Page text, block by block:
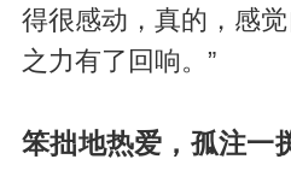
得很感动，真的，感
之力有了回响。”
笨拙地热爱，孤注一